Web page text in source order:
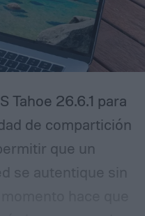
Tahoe 26.6.1 para
de compartición
que un
se autentique sin